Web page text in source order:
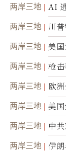
两岸三地 AI
两岸三地 川
两岸三地 美
两岸三地
枪
职责
两岸三地
欧
美
两岸三地 美
两岸三地
中
接
两岸三地 伊